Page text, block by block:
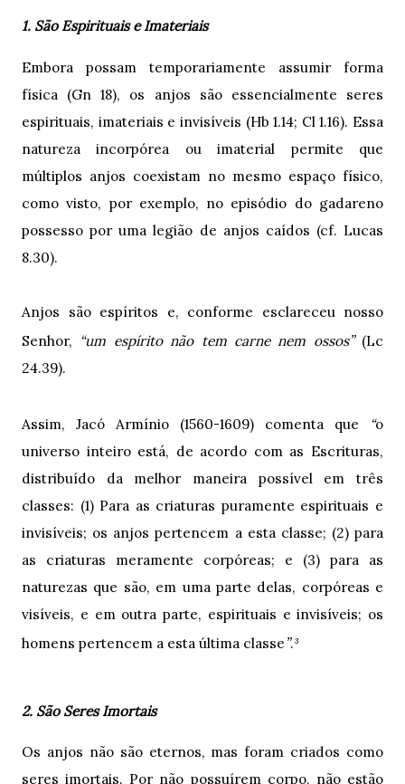
1. São Espirituais e Imateriais
Embora possam temporariamente assumir forma
física (Gn 18), os anjos são essencialmente seres
espirituais, imateriais e invisíveis (Hb 1.14; Cl 1.16). Essa
natureza incorpórea ou imaterial permite que
múltiplos anjos coexistam no mesmo espaço físico,
como visto, por exemplo, no episódio do gadareno
possesso por uma legião de anjos caídos (cf. Lucas
8.30).
Anjos são espíritos e, conforme esclareceu nosso
Senhor, “um espírito não tem carne nem ossos” (Lc
24.39).
Assim, Jacó Armínio (1560-1609) comenta que “o
universo inteiro está, de acordo com as Escrituras,
distribuído da melhor maneira possível em três
classes: (1) Para as criaturas puramente espirituais e
invisíveis; os anjos pertencem a esta classe; (2) para
as criaturas meramente corpóreas; e (3) para as
naturezas que são, em uma parte delas, corpóreas e
visíveis, e em outra parte, espirituais e invisíveis; os
homens pertencem a esta última classe ”.³
2. São Seres Imortais
Os anjos não são eternos, mas foram criados como
seres imortais. Por não possuírem corpo, não estão